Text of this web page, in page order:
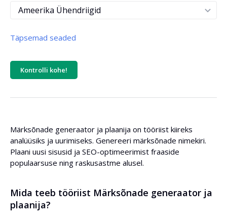
Täpsemad seaded
Sorteerimisjärjestus:
Otsingumaht:
Märksõna raskus:
Kontrolli kohe!
Märksõnade generaator ja plaanija on tööriist kiireks
analüüsiks ja uurimiseks. Genereeri märksõnade nimekiri.
Plaani uusi sisusid ja SEO-optimeerimist fraaside
populaarsuse ning raskusastme alusel.
Mida teeb tööriist Märksõnade generaator ja
plaanija?